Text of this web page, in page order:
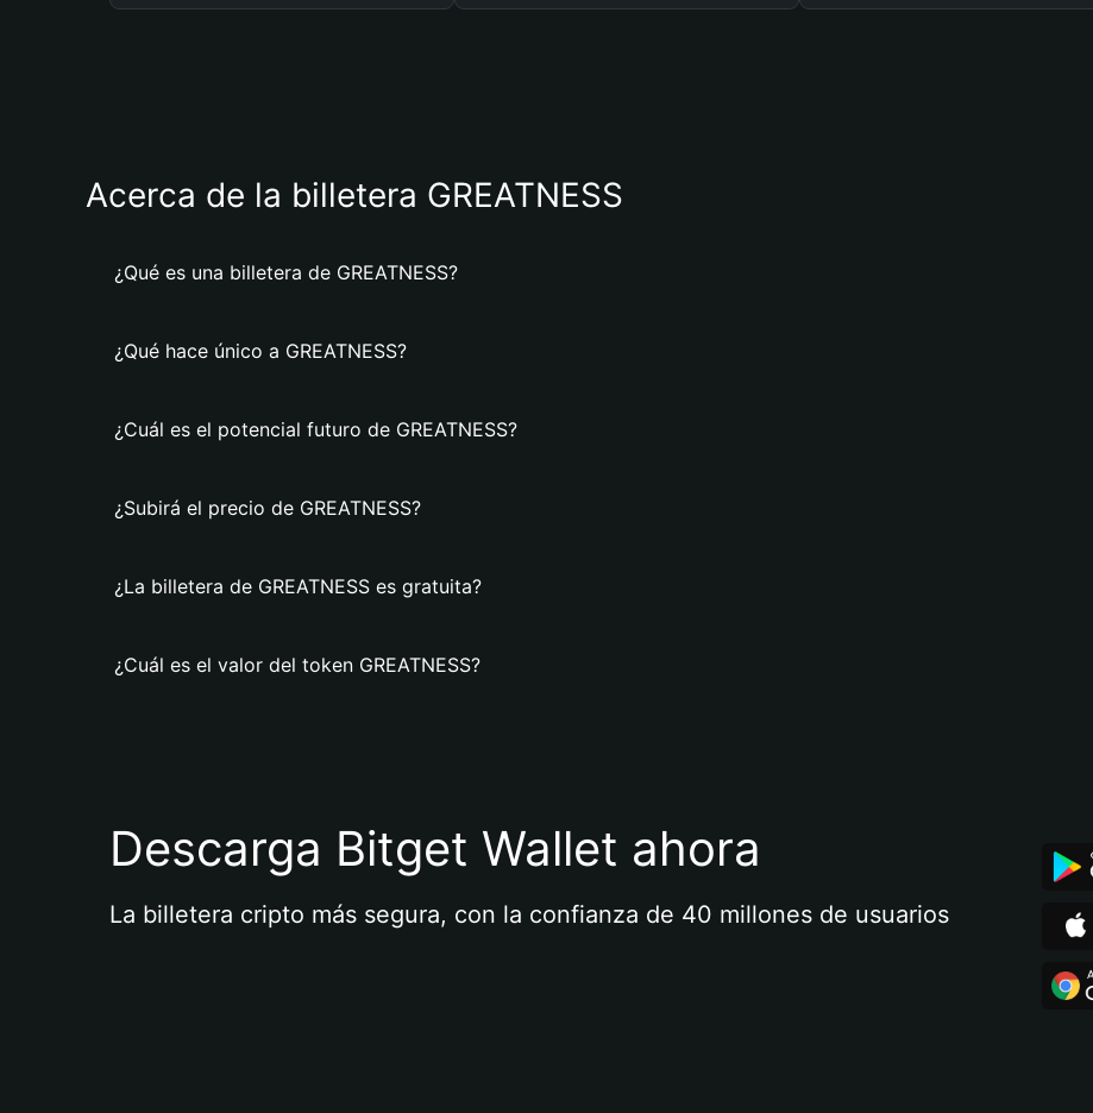
Acerca de la billetera GREATNESS
¿Qué es una billetera de GREATNESS?
¿Qué hace único a GREATNESS?
¿Cuál es el potencial futuro de GREATNESS?
¿Subirá el precio de GREATNESS?
¿La billetera de GREATNESS es gratuita?
¿Cuál es el valor del token GREATNESS?
Descarga Bitget Wallet ahora
La billetera cripto más segura, con la confianza de 40 millones de usuarios